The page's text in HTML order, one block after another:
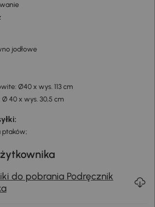
jodłowe
Ø40 x wys. 113 cm
Ø 40 x wys. 30,5 cm
ptaków;
do pobrania Podręcznik